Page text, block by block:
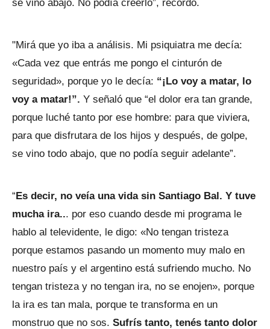
se vino abajo. No podía creerlo”, recordó.
"Mirá que yo iba a análisis. Mi psiquiatra me decía:
«Cada vez que entrás me pongo el cinturón de
seguridad», porque yo le decía: “¡Lo voy a matar, lo
voy a matar!”. Y señaló que “el dolor era tan grande,
porque luché tanto por ese hombre: para que viviera,
para que disfrutara de los hijos y después, de golpe,
se vino todo abajo, que no podía seguir adelante”.
“Es decir, no veía una vida sin Santiago Bal. Y tuve
mucha ira... por eso cuando desde mi programa le
hablo al televidente, le digo: «No tengan tristeza
porque estamos pasando un momento muy malo en
nuestro país y el argentino está sufriendo mucho. No
tengan tristeza y no tengan ira, no se enojen», porque
la ira es tan mala, porque te transforma en un
monstruo que no sos. Sufrís tanto, tenés tanto dolor